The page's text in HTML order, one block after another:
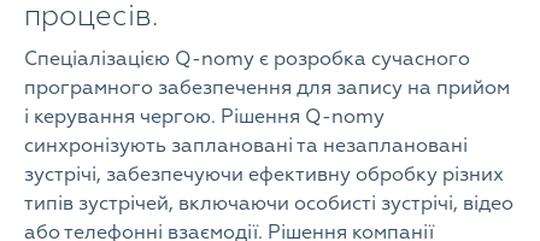
процесів.
Спеціалізацією Q-nomy є розробка сучасного
програмного забезпечення для запису на прийом
і керування чергою. Рішення Q-nomy
синхронізують заплановані та незаплановані
зустрічі, забезпечуючи ефективну обробку різних
типів зустрічей, включаючи особисті зустрічі, відео
або телефонні взаємодії. Рішення компанії